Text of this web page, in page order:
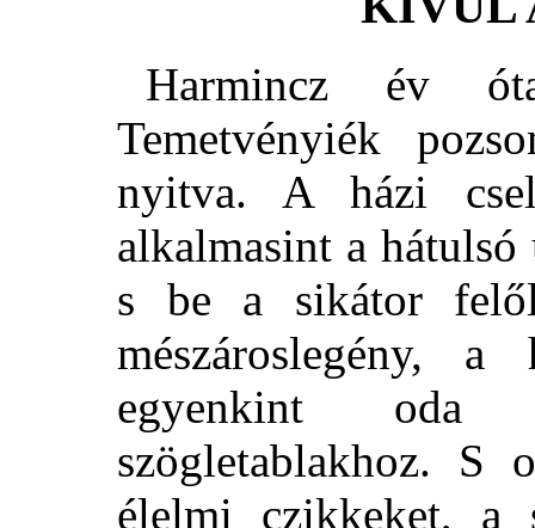
Harmincz év
Temetvényiék
nyitva. A házi
alkalmasint a
s be a sikátor
mészároslegény, a
egyenkint oda
szögletablakhoz. S
élelmi czikkeket, a